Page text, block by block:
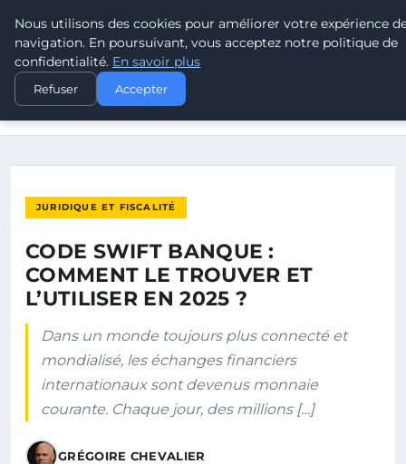
LEAD REVOLUTION
ACCUEIL
JURIDIQUE ET FISCALITÉ
CODE SWIFT BANQUE : COMMENT LE TROUVER ET L’UTILISER
JURIDIQUE ET FISCALITÉ
CODE SWIFT BANQUE :
COMMENT LE TROUVER ET
L’UTILISER EN 2025 ?
Dans un monde toujours plus connecté et
mondialisé, les échanges financiers
internationaux sont devenus monnaie
courante. Chaque jour, des millions […]
GRÉGOIRE CHEVALIER
Nous utilisons des cookies pour améliorer votre expérience
navigation. En poursuivant, vous acceptez notre politique de
confidentialité. En savoir plus
Refuser Accepter